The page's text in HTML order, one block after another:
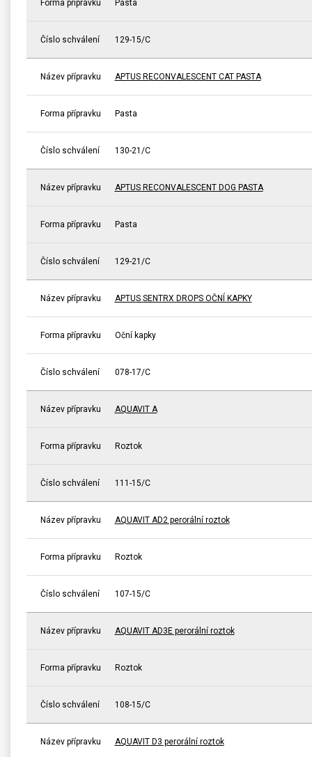
Forma přípravku Pasta
Číslo schválení 129-15/C
Název přípravku APTUS RECONVALESCENT CAT PASTA
Forma přípravku Pasta
Číslo schválení 130-21/C
Název přípravku APTUS RECONVALESCENT DOG PASTA
Forma přípravku Pasta
Číslo schválení 129-21/C
Název přípravku APTUS SENTRX DROPS OČNÍ KAPKY
Forma přípravku Oční kapky
Číslo schválení 078-17/C
Název přípravku AQUAVIT A
Forma přípravku Roztok
Číslo schválení 111-15/C
Název přípravku AQUAVIT AD2 perorální roztok
Forma přípravku Roztok
Číslo schválení 107-15/C
Název přípravku AQUAVIT AD3E perorální roztok
Forma přípravku Roztok
Číslo schválení 108-15/C
Název přípravku AQUAVIT D3 perorální roztok